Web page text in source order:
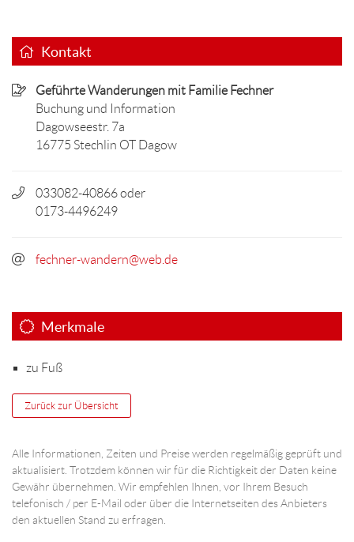
Kontakt
Geführte Wanderungen mit Familie Fechner
Buchung und Information
Dagowseestr. 7a
16775 Stechlin OT Dagow
033082-40866 oder
0173-4496249
fechner-wandern@web.de
Merkmale
zu Fuß
Zurück zur Übersicht
Alle Informationen, Zeiten und Preise werden regelmäßig geprüft und
aktualisiert. Trotzdem können wir für die Richtigkeit der Daten keine
Gewähr übernehmen. Wir empfehlen Ihnen, vor Ihrem Besuch
telefonisch / per E-Mail oder über die Internetseiten des Anbieters
den aktuellen Stand zu erfragen.